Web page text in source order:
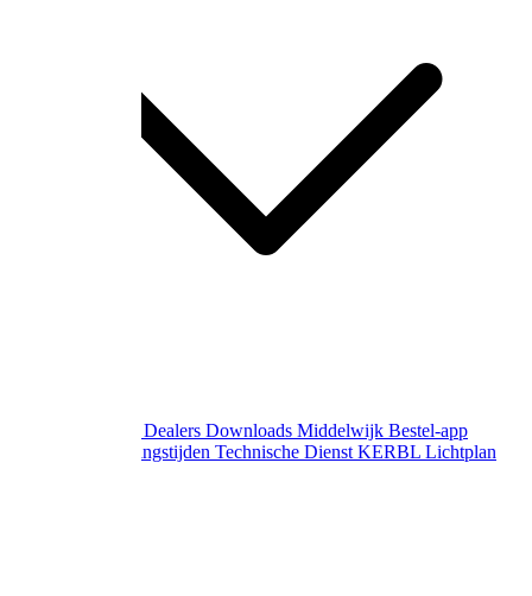
Dealers Downloads Middelwijk Bestel-app
Gewijzigde openingstijden Technische Dienst KERBL Lichtplan